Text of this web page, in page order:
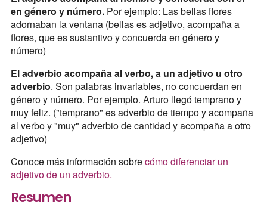
en género y número.Por ejemplo: Las bellas flores
adornaban la ventana (bellas es adjetivo, acompaña a
flores, que es sustantivo y concuerda en género y
número)
El adverbio acompaña al verbo, a un adjetivo u otro
adverbio. Son palabras invariables, no concuerdan en
género y número. Por ejemplo. Arturo llegó temprano y
muy feliz. ("temprano" es adverbio de tiempo y acompaña
al verbo y "muy" adverbio de cantidad y acompaña a otro
adjetivo)
Conoce más información sobrecómo diferenciar un
adjetivo de un adverbio.
Resumen